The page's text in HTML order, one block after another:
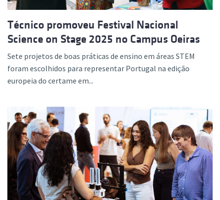
Técnico promoveu Festival Nacional
Science on Stage 2025 no Campus Oeiras
Sete projetos de boas práticas de ensino em áreas STEM
foram escolhidos para representar Portugal na edição
europeia do certame em...